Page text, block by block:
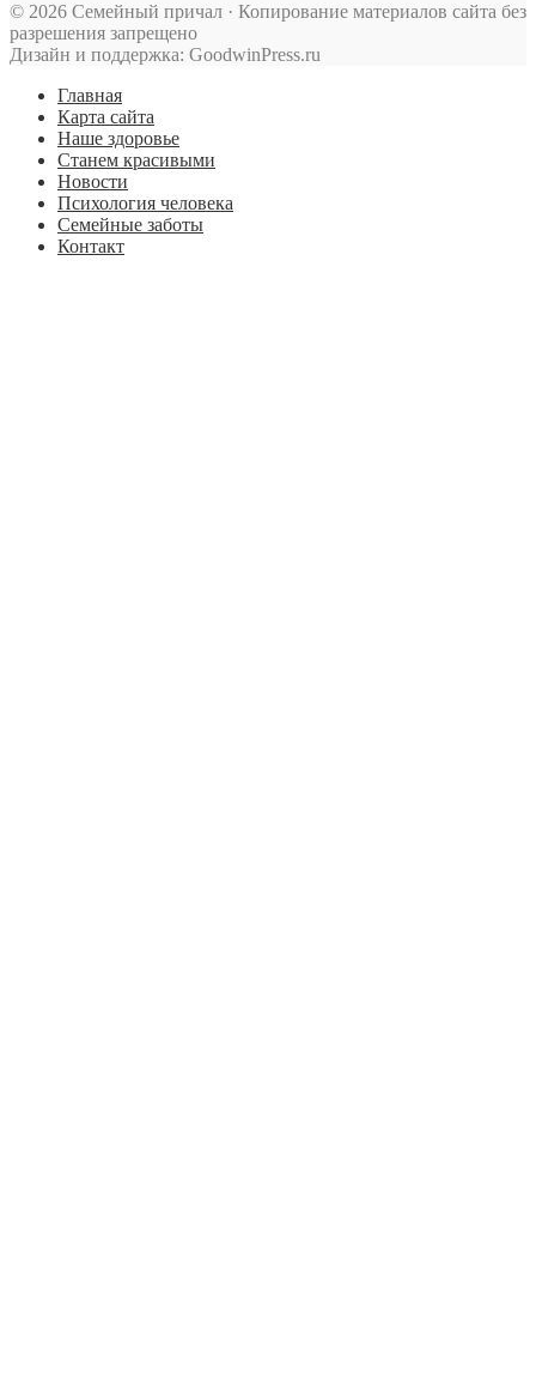
© 2026 Семейный причал · Копирование материалов сайта без
разрешения запрещено
Дизайн и поддержка: GoodwinPress.ru
Главная
Карта сайта
Наше здоровье
Станем красивыми
Новости
Психология человека
Семейные заботы
Контакт